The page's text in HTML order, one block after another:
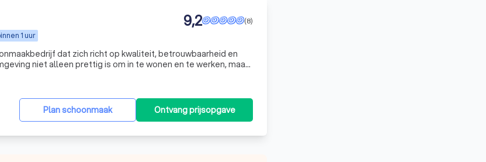
1 uur
(8)
9,2
dat zich richt op kwaliteit, betrouwbaarheid en
niet alleen prettig is om in te wonen en te werken, maar
Plan schoonmaak Ontvang prijsopgave